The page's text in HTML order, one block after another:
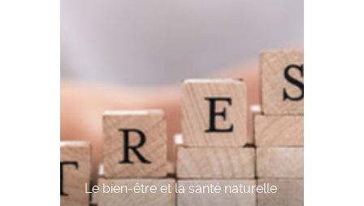
Le bien-être et la santé naturelle